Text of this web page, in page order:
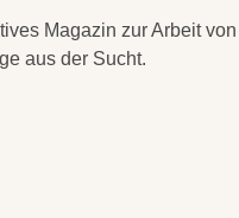
Magazin zur Arbeit
aus der Sucht.